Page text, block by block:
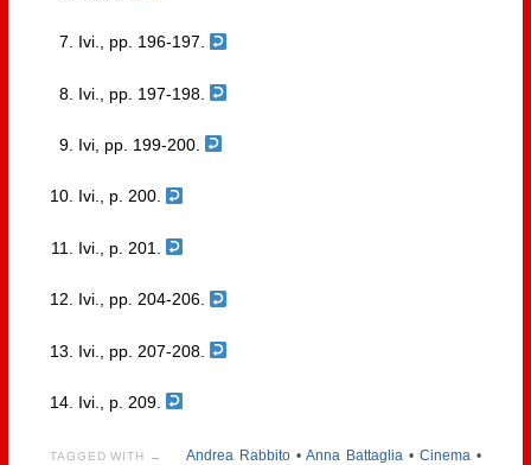
Ivi., pp. 196-197.
Ivi., pp. 197-198.
Ivi, pp. 199-200.
Ivi., p. 200.
Ivi., p. 201.
Ivi., pp. 204-206.
Ivi., pp. 207-208.
Ivi., p. 209.
TAGGED WITH → Andrea Rabbito •Anna Battaglia •Cinema •